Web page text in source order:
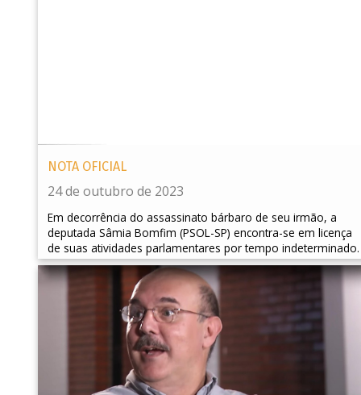
NOTA OFICIAL
24 de outubro de 2023
Em decorrência do assassinato bárbaro de seu irmão, a
deputada Sâmia Bomfim (PSOL-SP) encontra-se em licença
de suas atividades parlamentares por tempo indeterminado.